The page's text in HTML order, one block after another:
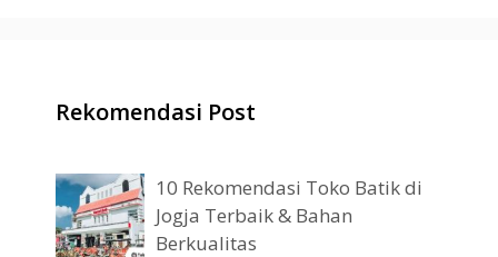
Rekomendasi Post
10 Rekomendasi Toko Batik di
Jogja Terbaik & Bahan
Berkualitas